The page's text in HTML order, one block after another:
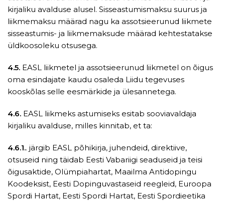
kirjaliku avalduse alusel. Sisseastumismaksu suurus ja
liikmemaksu määrad nagu ka assotsieerunud liikmete
sisseastumis- ja liikmemaksude määrad kehtestatakse
üldkoosoleku otsusega.
4.5. EASL liikmetel ja assotsieerunud liikmetel on õigus
oma esindajate kaudu osaleda Liidu tegevuses
kooskõlas selle eesmärkide ja ülesannetega.
4.6. EASL liikmeks astumiseks esitab sooviavaldaja
kirjaliku avalduse, milles kinnitab, et ta:
4.6.1.. järgib EASL põhikirja, juhendeid, direktiive,
otsuseid ning täidab Eesti Vabariigi seaduseid ja teisi
õigusaktide, Olümpiahartat, Maailma Antidopingu
Koodeksist, Eesti Dopinguvastaseid reegleid, Euroopa
Spordi Hartat, Eesti Spordi Hartat, Eesti Spordieetika